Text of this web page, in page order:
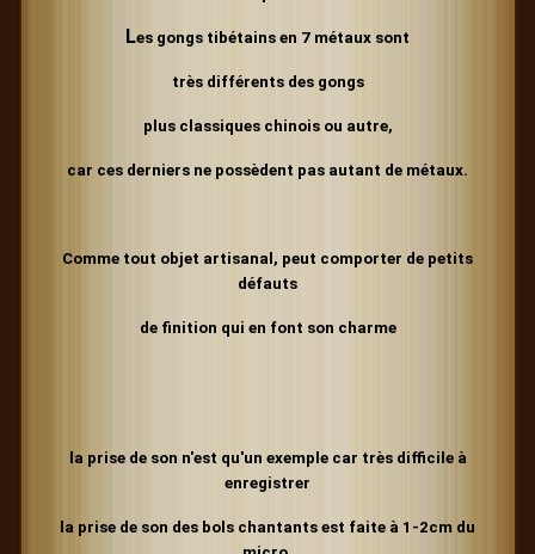
Les gongs tibétains en 7 métaux sont
très différents des gongs
plus classiques chinois ou autre,
car ces derniers ne possèdent pas autant de métaux.
Comme tout objet artisanal, peut comporter de petits
défauts
de finition qui en font son charme
la prise de son n'est qu'un exemple car très difficile à
enregistrer
la prise de son des bols chantants est faite à 1-2cm du